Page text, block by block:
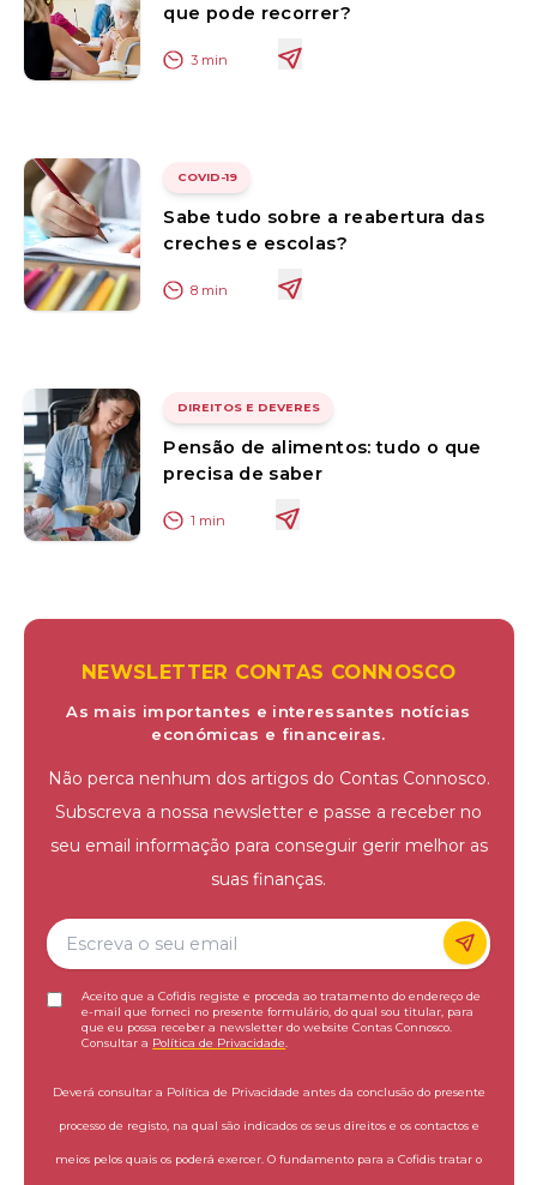
que pode recorrer?
3 min
COVID-19
Sabe tudo sobre a reabertura das
creches e escolas?
8 min
DIREITOS E DEVERES
Pensão de alimentos: tudo o que
precisa de saber
1 min
NEWSLETTER CONTAS CONNOSCO
As mais importantes e interessantes notícias
económicas e financeiras.
Não perca nenhum dos artigos do Contas Connosco.
Subscreva a nossa newsletter e passe a receber no
seu email informação para conseguir gerir melhor as
suas finanças.
Aceito que a Cofidis registe e proceda ao tratamento do endereço de
e-mail que forneci no presente formulário, do qual sou titular, para
que eu possa receber a newsletter do website Contas Connosco.
Consultar a Política de Privacidade
Deverá consultar a Política de Privacidade antes da conclusão do presente
processo de registo, na qual são indicados os seus direitos e os contactos e
meios pelos quais os poderá exercer. O fundamento para a Cofidis tratar o